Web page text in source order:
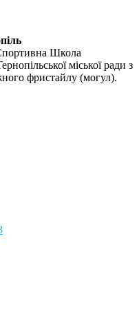
Школа
міської ради з
фристайлу (могул).